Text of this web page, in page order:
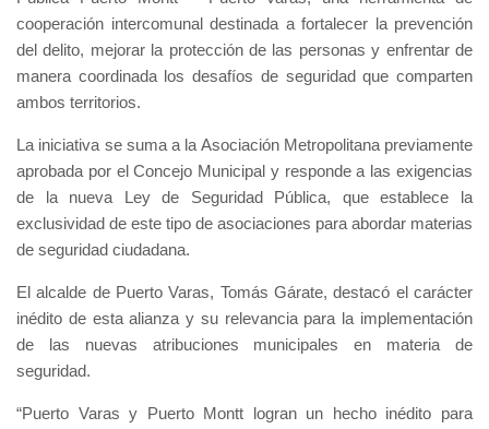
cooperación intercomunal destinada a fortalecer la prevención
del delito, mejorar la protección de las personas y enfrentar de
manera coordinada los desafíos de seguridad que comparten
ambos territorios.
La iniciativa se suma a la Asociación Metropolitana previamente
aprobada por el Concejo Municipal y responde a las exigencias
de la nueva Ley de Seguridad Pública, que establece la
exclusividad de este tipo de asociaciones para abordar materias
de seguridad ciudadana.
El alcalde de Puerto Varas, Tomás Gárate, destacó el carácter
inédito de esta alianza y su relevancia para la implementación
de las nuevas atribuciones municipales en materia de
seguridad.
“Puerto Varas y Puerto Montt logran un hecho inédito para